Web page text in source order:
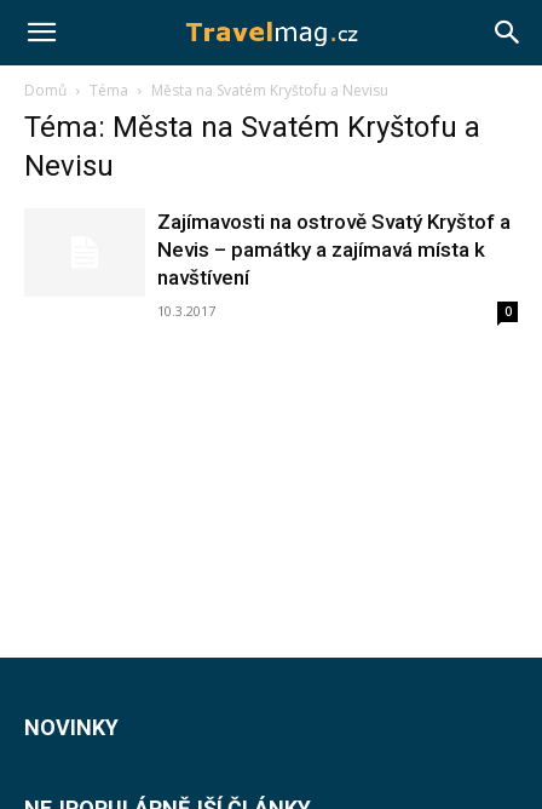
Travelmag.cz
Domů Téma Města na Svatém Kryštofu a Nevisu
Téma: Města na Svatém Kryštofu a
Nevisu
Zajímavosti na ostrově Svatý Kryštof a
Nevis – památky a zajímavá místa k
navštívení
10.3.2017 0
NOVINKY